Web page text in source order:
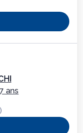
ans